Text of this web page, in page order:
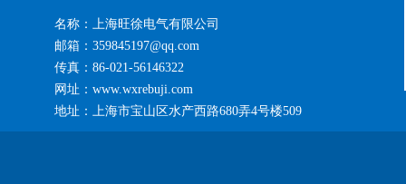
名称：上海旺徐电气有限公司
邮箱：359845197@qq.com
传真：86-021-56146322
网址：www.wxrebuji.com
地址：上海市宝山区水产西路680弄4号楼509